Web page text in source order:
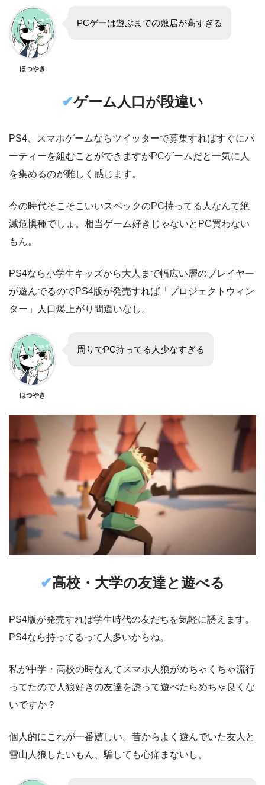
ほつやき
PCゲーは遊ぶまでの敷居が高すぎる
✔︎ゲーム人口が段違い
PS4、スマホゲームならツイッターで募集すればすぐにパ
ーティーを組むことができますがPCゲームだと一気に人
を集めるのが難しく感じます。
今の時代そこそこいいスペックのPC持ってる人なんて絶
滅危惧種でしょ。相当ゲーム好きじゃないとPC買わない
もん。
PS4なら小学生キッズから大人まで幅広い層のプレイヤー
が遊んでるのでPS4版が発売すれば「プロジェクトウィン
ター」人口爆上がり間違いなし。
ほつやき
周りでPC持ってる人少なすぎる
✔︎高校・大学の友達と遊べる
PS4版が発売すれば学生時代の友だちを気軽に誘えます。
PS4なら持ってるって人多いからね。
私が中学・高校の時なんてスマホ人狼がめちゃくちゃ流行
ってたので人狼好きの友達を誘って遊べたらめちゃ良くな
いですか？
個人的にこれが一番嬉しい。昔からよく遊んでいた友人と
雪山人狼したいもん、騙しても心痛まないし。